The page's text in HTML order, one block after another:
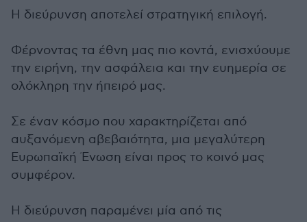
Η διεύρυνση αποτελεί στρατηγική επιλογή.
Φέρνοντας τα έθνη μας πιο κοντά, ενισχύουμε
την ειρήνη, την ασφάλεια και την ευημερία σε
ολόκληρη την ήπειρό μας.
Σε έναν κόσμο που χαρακτηρίζεται από
αυξανόμενη αβεβαιότητα, μια μεγαλύτερη
Ευρωπαϊκή Ένωση είναι προς το κοινό μας
συμφέρον.
Η διεύρυνση παραμένει μία από τις